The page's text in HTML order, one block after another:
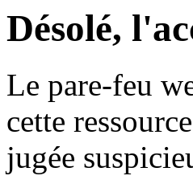
Désolé,
Le pare-feu
cette
jugée